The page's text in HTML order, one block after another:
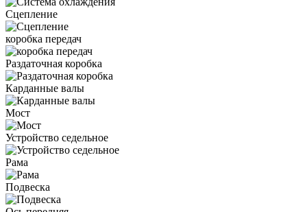
Сцепление
коробка передач
Раздаточная коробка
Карданные валы
Мост
Устройство седельное
Рама
Подвеска